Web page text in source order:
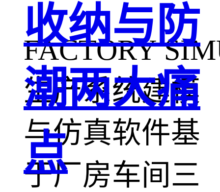
FACTORY
生产系统建模
与仿真软件基
于厂房车间三
收纳与防
潮两大痛
点